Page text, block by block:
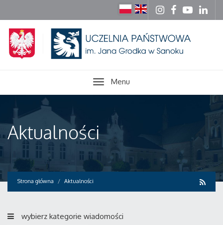
Menu
Aktualności
Strona główna Aktualności
wybierz kategorie wiadomości